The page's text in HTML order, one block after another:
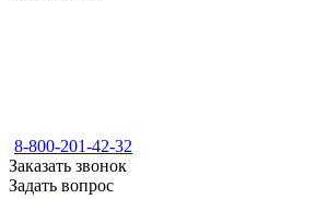
8-800-201-42-32
Заказать звонок
Задать вопрос